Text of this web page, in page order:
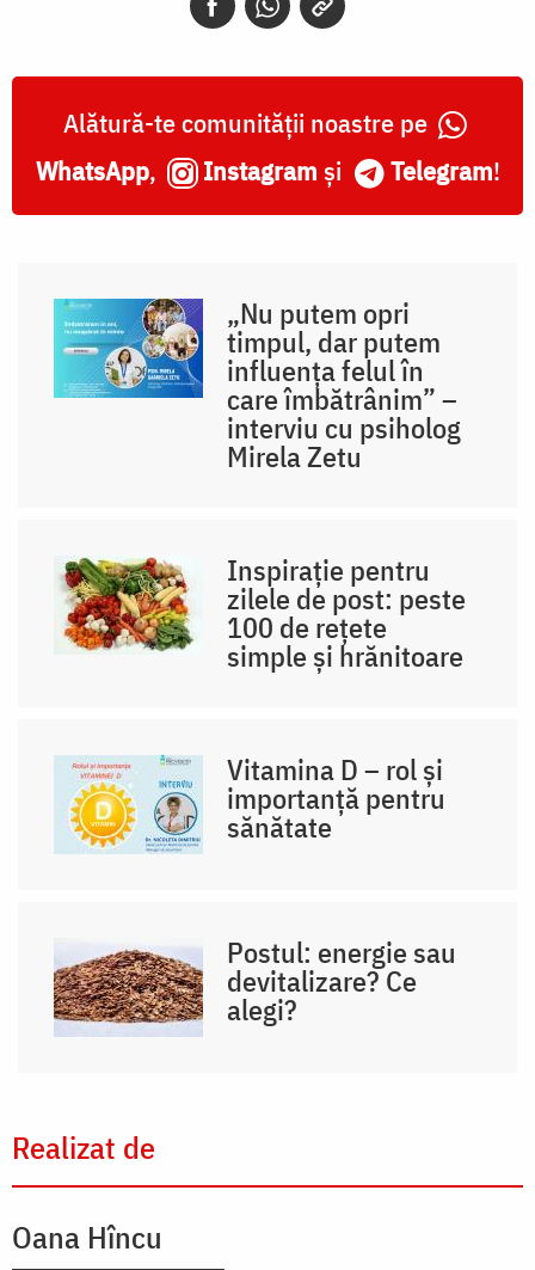
Alătură-te comunității noastre pe
WhatsApp, Instagram și Telegram!
„Nu putem opri
timpul, dar putem
influența felul în
care îmbătrânim” –
interviu cu psiholog
Mirela Zetu
Inspirație pentru
zilele de post: peste
100 de rețete
simple și hrănitoare
Vitamina D – rol și
importanță pentru
sănătate
Postul: energie sau
devitalizare? Ce
alegi?
Realizat de
Oana Hîncu